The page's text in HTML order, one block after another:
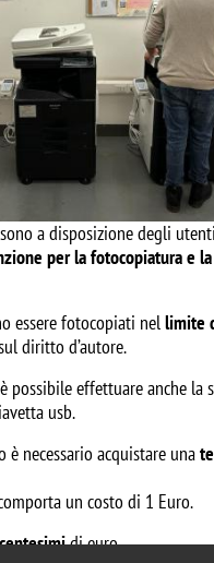
a disposizione degli utenti
per la fotocopiatura e
essere fotocopiati nellimite
diritto d’autore.
possibile effettuare anche la
usb.
è necessario acquistare una
un costo di 1 Euro.
di euro.